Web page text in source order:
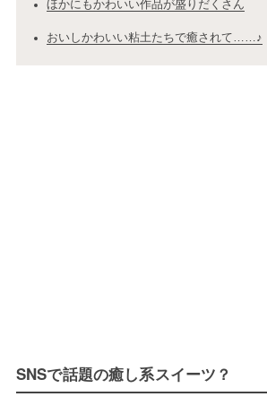
ほかにもかわいい作品が盛りだくさん
おいしかわいい粘土たちで癒されて……♪
SNSで話題の癒し系スイーツ？